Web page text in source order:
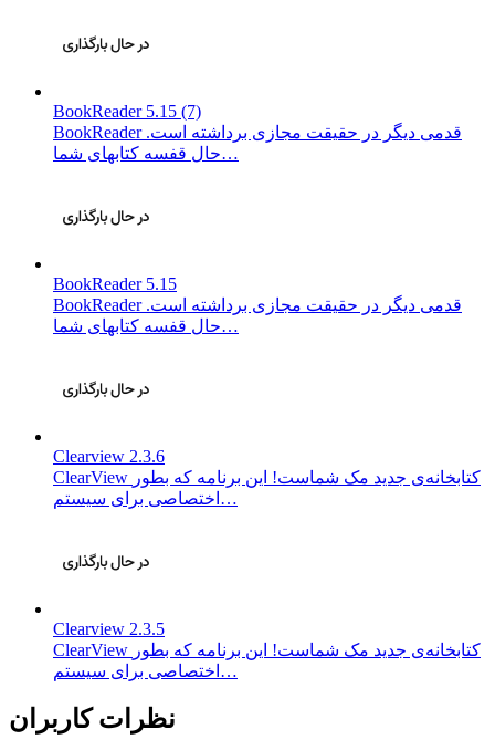
BookReader 5.15 (7)
BookReader قدمی دیگر در حقیقت مجازی برداشته است.
حال قفسه کتابهای شما…
BookReader 5.15
BookReader قدمی دیگر در حقیقت مجازی برداشته است.
حال قفسه کتابهای شما…
Clearview 2.3.6
ClearView کتابخانه‌ی جدید مک شماست! این برنامه که بطور
اختصاصی برای سیستم…
Clearview 2.3.5
ClearView کتابخانه‌ی جدید مک شماست! این برنامه که بطور
اختصاصی برای سیستم…
نظرات کاربران